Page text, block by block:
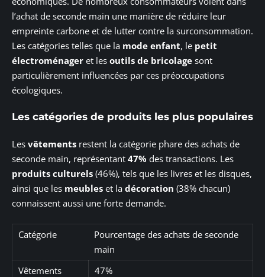
l’achat de seconde main une manière de réduire leur
empreinte carbone et de lutter contre la surconsommation.
Les catégories telles que la mode enfant, le petit
électroménager et les outils de bricolage sont
particulièrement influencées par ces préoccupations
écologiques.
Les catégories de produits les plus populaires
Les vêtements restent la catégorie phare des achats de
seconde main, représentant 47% des transactions. Les
produits culturels (46%), tels que les livres et les disques,
ainsi que les meubles et la décoration (38% chacun)
connaissent aussi une forte demande.
Catégorie
Pourcentage des achats de seconde
main
Vêtements
47%